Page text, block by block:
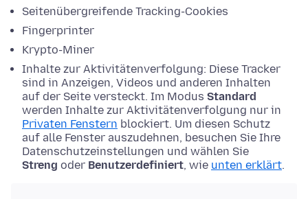
Seitenübergreifende Tracking-Cookies
Fingerprinter
Krypto-Miner
Inhalte zur Aktivitätenverfolgung: Diese Tracker
sind in Anzeigen, Videos und anderen Inhalten
auf der Seite versteckt. Im Modus Standard
werden Inhalte zur Aktivitätenverfolgung nur in
Privaten Fenstern blockiert. Um diesen Schutz
auf alle Fenster auszudehnen, besuchen Sie Ihre
Datenschutzeinstellungen und wählen Sie
Streng oder Benutzerdefiniert, wie unten erklärt.